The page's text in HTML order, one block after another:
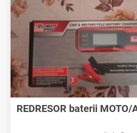
REDRESOR baterii MOTO/